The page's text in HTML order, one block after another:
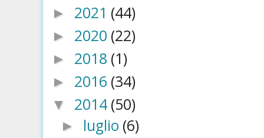
► 2021 (44)
► 2020 (22)
► 2018 (1)
► 2016 (34)
▼ 2014 (50)
► luglio (6)